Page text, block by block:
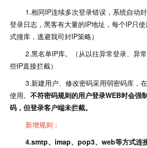
1.相同IP连续多次登录错误，系统自动
登录日志，黑客有大量的IP地址，每个IP只
式撞库，逃避我司封IP策略）
2.黑名单IP库。（从以往异常登录、异
些IP直接拦截）
3.新建用户、修改密码采用弱密码库，
使用。 不符密码规则的用户登录WEB时会强
码，但登录客户端未拦截。
新增规则：
4.smtp、imap、pop3、web等方式连